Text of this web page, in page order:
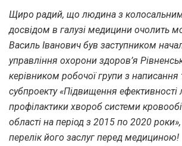
Щиро радий, що людина з
досвідом в галузі медицини очолить
Василь Іванович був заступником
управління охорони здоров’я
керівником робочої групи з
субпроекту «Підвищення ефективності
профілактики хвороб системи
області на період з 2015 по 2020
перелік його заслуг перед медициною!